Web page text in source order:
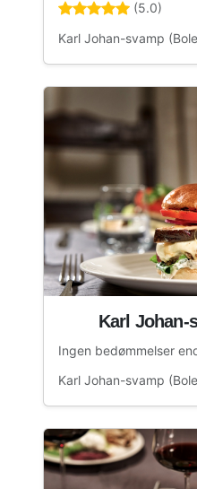
(5.0)
Karl Johan-svamp
Karl Johan-
Ingen bedømmelser
Karl Johan-svamp